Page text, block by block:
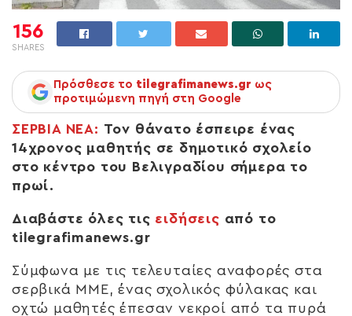
156
SHARES
Πρόσθεσε το tilegrafimanews.gr ως
προτιμώμενη πηγή στη Google
ΣΕΡΒΙΑ ΝΕΑ: Τον θάνατο έσπειρε ένας
14χρονος μαθητής σε δημοτικό σχολείο
στο κέντρο του Βελιγραδίου σήμερα το
πρωί.
Διαβάστε όλες τις ειδήσεις από το
tilegrafimanews.gr
Σύμφωνα με τις τελευταίες αναφορές στα
σερβικά ΜΜΕ, ένας σχολικός φύλακας και
οχτώ μαθητές έπεσαν νεκροί από τα πυρά